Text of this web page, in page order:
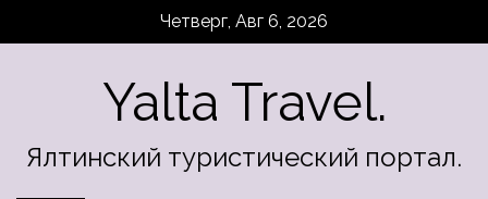
Четверг, Авг 6, 2026
Yalta Travel.
Ялтинский туристический портал.